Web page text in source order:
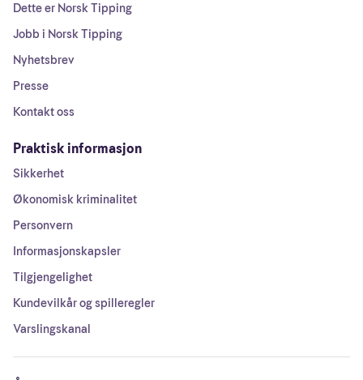
Dette er Norsk Tipping
Jobb i Norsk Tipping
Nyhetsbrev
Presse
Kontakt oss
Praktisk informasjon
Sikkerhet
Økonomisk kriminalitet
Personvern
Informasjonskapsler
Tilgjengelighet
Kundevilkår og spilleregler
Varslingskanal